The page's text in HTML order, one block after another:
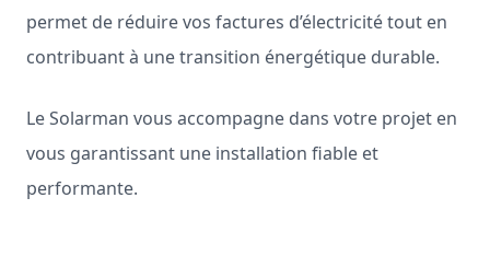
permet de réduire vos factures d’électricité tout en
contribuant à une transition énergétique durable.
Le Solarman vous accompagne dans votre projet en
vous garantissant une installation fiable et
performante.